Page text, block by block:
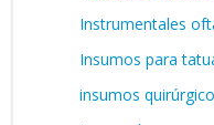
Instrumentales
Insumos para
insumos